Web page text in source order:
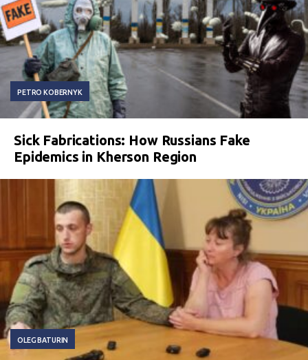
PETRO KOBERNYK
Sick Fabrications: How Russians Fake
Epidemics in Kherson Region
OLEG BATURIN